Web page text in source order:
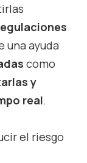
una ayuda
como
y
real.
el riesgo